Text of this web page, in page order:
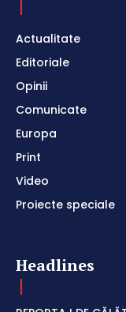
Actualitate
Editoriale
Opinii
Comunicate
Europa
Print
Video
Proiecte speciale
Headlines